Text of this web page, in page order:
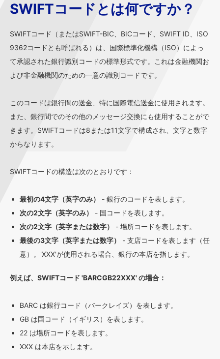
SWIFTコードとは何ですか？
SWIFTコード（またはSWIFT-BIC、BICコード、SWIFT ID、ISO
9362コードとも呼ばれる）は、国際標準化機構（ISO）によっ
て承認された銀行識別コードの標準形式です。これは金融機関お
よび非金融機関のための一意の識別コードです。
このコードは銀行間の送金、特に国際電信送金に使用されます。
また、銀行間でのその他のメッセージ交換にも使用することがで
きます。SWIFTコードは8または11文字で構成され、文字と数字
からなります。
SWIFTコードの構造は次のとおりです：
最初の4文字（英字のみ）
- 銀行のコードを表します。
次の2文字（英字のみ）
- 国コードを表します。
次の2文字（英字または数字）
- 場所コードを表します。
最後の3文字（英字または数字）
- 支店コードを表します（任
意）。'XXX'が使用される場合、銀行の本店を指します。
例えば、SWIFTコード 'BARCGB22XXX' の場合：
BARC は銀行コード（バークレイズ）を表します。
GB は国コード（イギリス）を表します。
22 は場所コードを表します。
XXX は本店を示します。